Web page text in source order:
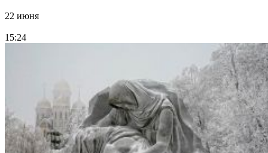
22 июня
15:24